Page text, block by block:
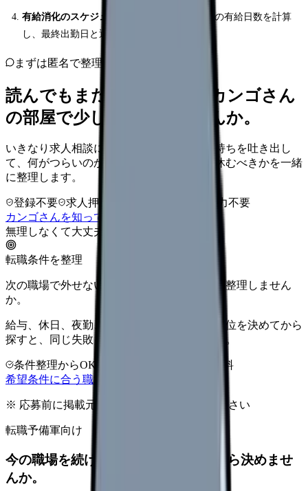
有給消化のスケジュールが立てやすい
：残りの有給日数を計算
し、最終出勤日と退職日を調整できます。
まずは匿名で整理
読んでもまだ苦しいなら、カンゴさん
の部屋で少し話してみませんか。
いきなり求人相談には進みません。今の気持ちを吐き出し
て、何がつらいのか、辞めるべきか、少し休むべきかを一緒
に整理します。
登録不要 求人押し売りなし
病院名は入力不要
カンゴさんを知ってから相談する
無理しなくて大丈夫
転職条件を整理
次の職場で外せない条件を、求人を見る前に整理しません
か。
給与、休日、夜勤、通勤、人間関係。優先順位を決めてから
探すと、同じ失敗を繰り返しにくくなります。
条件整理からOK
完全無料
希望条件に合う職場を相談する
※ 応募前に掲載元の最新情報を確認してください
転職予備軍向け
今の職場を続けるか、条件を比べてから決めませ
んか。